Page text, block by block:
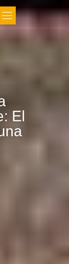
El